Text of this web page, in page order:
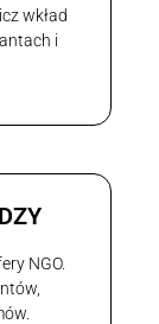
wkład
i
NGO.